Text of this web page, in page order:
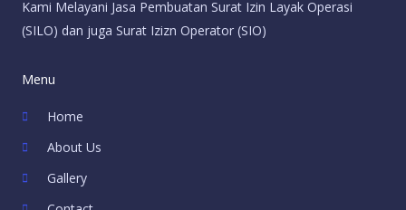
Kami Melayani Jasa Pembuatan Surat Izin Layak Operasi
(SILO) dan juga Surat Izizn Operator (SIO)
Menu
Home
About Us
Gallery